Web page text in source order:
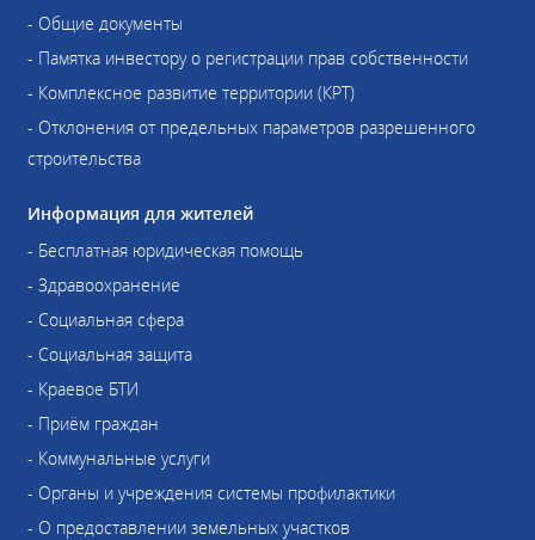
- Общие документы
- Памятка инвестору о регистрации прав собственности
- Комплексное развитие территории (КРТ)
- Отклонения от предельных параметров разрешенного
строительства
Информация для жителей
- Бесплатная юридическая помощь
- Здравоохранение
- Социальная сфера
- Социальная защита
- Краевое БТИ
- Приём граждан
- Коммунальные услуги
- Органы и учреждения системы профилактики
- О предоставлении земельных участков